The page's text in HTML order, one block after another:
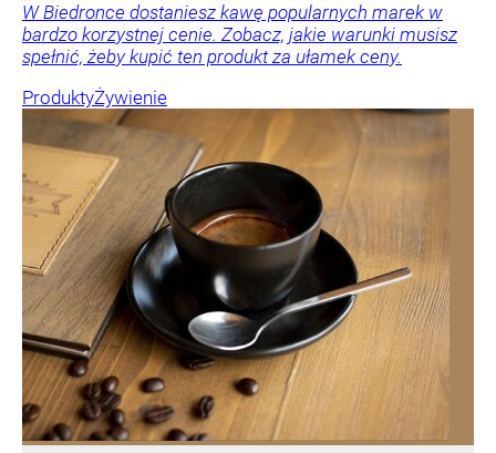
W Biedronce dostaniesz kawę popularnych marek w
bardzo korzystnej cenie. Zobacz, jakie warunki musisz
spełnić, żeby kupić ten produkt za ułamek ceny.
ProduktyŻywienie